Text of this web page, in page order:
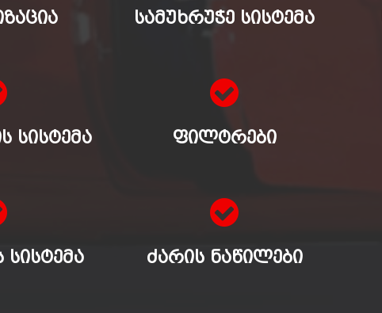
ᲡᲐᲛᲣᲮᲠᲣᲭᲔ ᲡᲘᲡᲢᲔᲛᲐ
ᲡᲘᲡᲢᲔᲛᲐ ᲤᲘᲚᲢᲠᲔᲑᲘ
ᲡᲘᲡᲢᲔᲛᲐ ᲫᲐᲠᲘᲡ ᲜᲐᲬᲘᲚᲔᲑᲘ